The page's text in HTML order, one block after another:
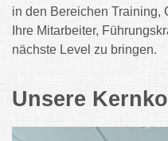
in den Bereichen Training,
Ihre Mitarbeiter,
nächste Level zu bringen.
Unsere